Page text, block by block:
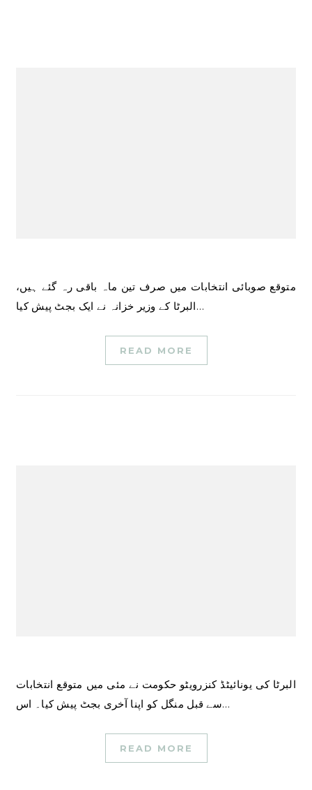
متوقع صوبائی انتخابات میں صرف تین ماہ باقی رہ گئے ہیں،
البرٹا کے وزیر خزانہ نے ایک بجٹ پیش کیا…
READ MORE
البرٹا کی یونائیٹڈ کنزرویٹو حکومت نے مئی میں متوقع انتخابات
سے قبل منگل کو اپنا آخری بجٹ پیش کیا۔ اس…
READ MORE